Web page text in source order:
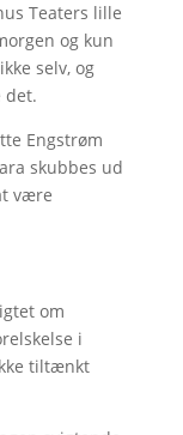
Teaters lille
og kun
selv, og
det.
Engstrøm
skubbes ud
være
om
i
tiltænkt